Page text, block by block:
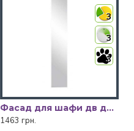
3
3
3
Фасад для шафи дв дз Токіо Мебель Сервіс
1463 грн.